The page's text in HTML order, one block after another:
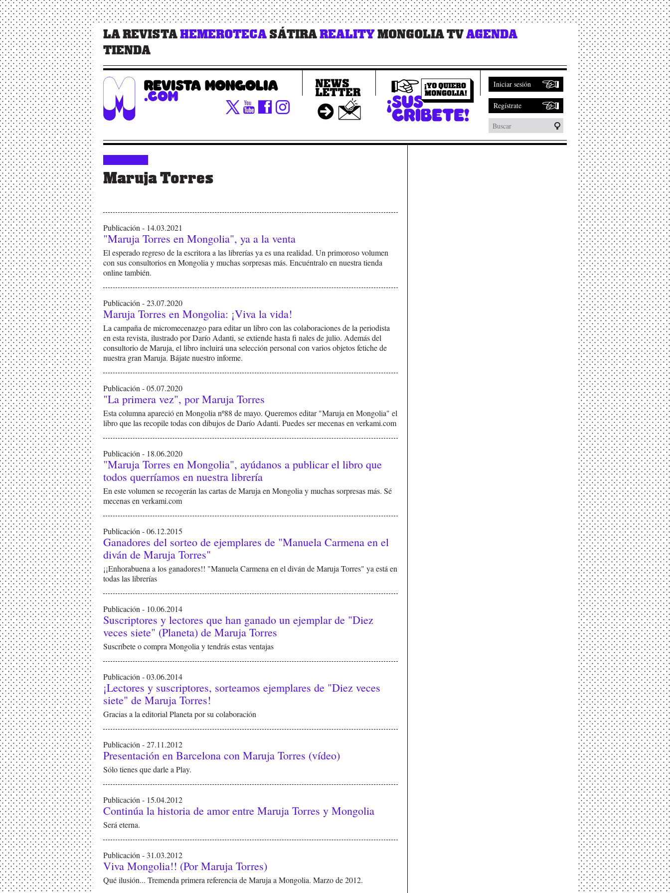
LA REVISTAHEMEROTECASÁTIRAREALITYMONGOLIA TVAGENDA
TIENDA
Iniciar sesión
Regístrate
Maruja Torres
Publicación - 14.03.2021
"Maruja Torres en Mongolia", ya a la venta
El esperado regreso de la escritora a las librerías ya es una realidad. Un primoroso volumen
con sus consultorios en Mongolia y muchas sorpresas más. Encuéntralo en nuestra tienda
online también.
Publicación - 23.07.2020
Maruja Torres en Mongolia: ¡Viva la vida!
La campaña de micromecenazgo para editar un libro con las colaboraciones de la periodista
en esta revista, ilustrado por Darío Adanti, se extiende hasta fi nales de julio. Además del
consultorio de Maruja, el libro incluirá una selección personal con varios objetos fetiche de
nuestra gran Maruja. Bájate nuestro informe.
Publicación - 05.07.2020
"La primera vez", por Maruja Torres
Esta columna apareció en Mongolia nº88 de mayo. Queremos editar "Maruja en Mongolia" el
libro que las recopile todas con dibujos de Darío Adanti. Puedes ser mecenas en verkami.com
Publicación - 18.06.2020
"Maruja Torres en Mongolia", ayúdanos a publicar el libro que
todos querríamos en nuestra librería
En este volumen se recogerán las cartas de Maruja en Mongolia y muchas sorpresas más. Sé
mecenas en verkami.com
Publicación - 06.12.2015
Ganadores del sorteo de ejemplares de "Manuela Carmena en el
diván de Maruja Torres"
¡¡Enhorabuena a los ganadores!! "Manuela Carmena en el diván de Maruja Torres" ya está en
todas las librerías
Publicación - 10.06.2014
Suscriptores y lectores que han ganado un ejemplar de "Diez
veces siete" (Planeta) de Maruja Torres
Suscríbete o compra Mongolia y tendrás estas ventajas
Publicación - 03.06.2014
¡Lectores y suscriptores, sorteamos ejemplares de "Diez veces
siete" de Maruja Torres!
Gracias a la editorial Planeta por su colaboración
Publicación - 27.11.2012
Presentación en Barcelona con Maruja Torres (vídeo)
Sólo tienes que darle a Play.
Publicación - 15.04.2012
Continúa la historia de amor entre Maruja Torres y Mongolia
Será eterna.
Publicación - 31.03.2012
Viva Mongolia!! (Por Maruja Torres)
Qué ilusión... Tremenda primera referencia de Maruja a Mongolia. Marzo de 2012.